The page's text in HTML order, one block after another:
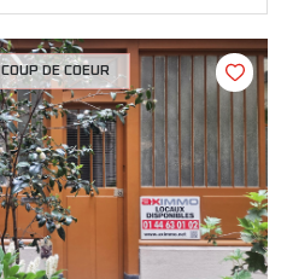
COUP DE COEUR